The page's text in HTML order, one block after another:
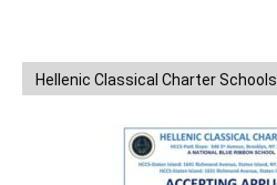
Hellenic Classical Charter Schools